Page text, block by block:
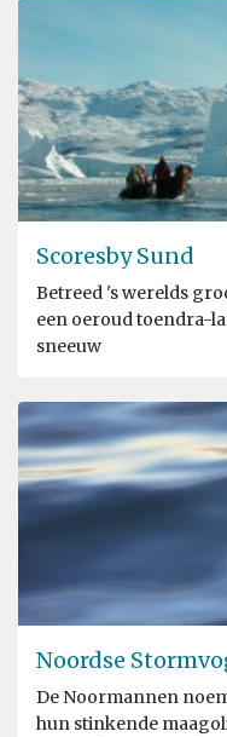
Scoresby Sund
Betreed 's werelds
een oeroud toendra-
sneeuw
Noordse
De Noormannen
hun stinkende